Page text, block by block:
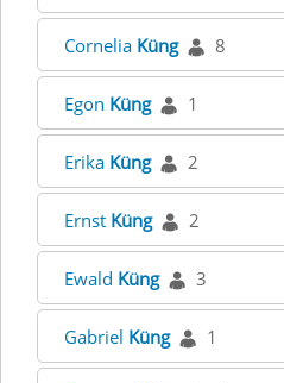
Cornelia Küng 8
Egon Küng 1
Erika Küng 2
Ernst Küng 2
Ewald Küng 3
Gabriel Küng 1